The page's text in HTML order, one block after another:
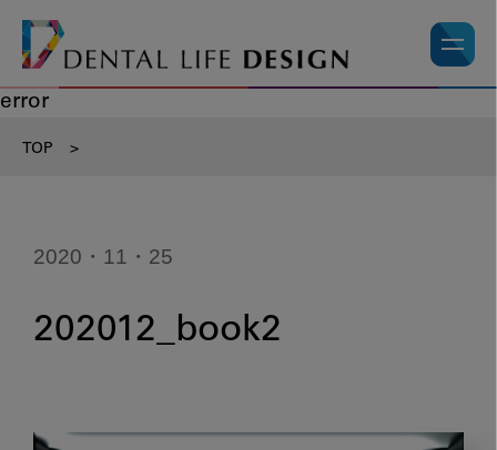
error
TOP >
2020・11・25
202012_book2